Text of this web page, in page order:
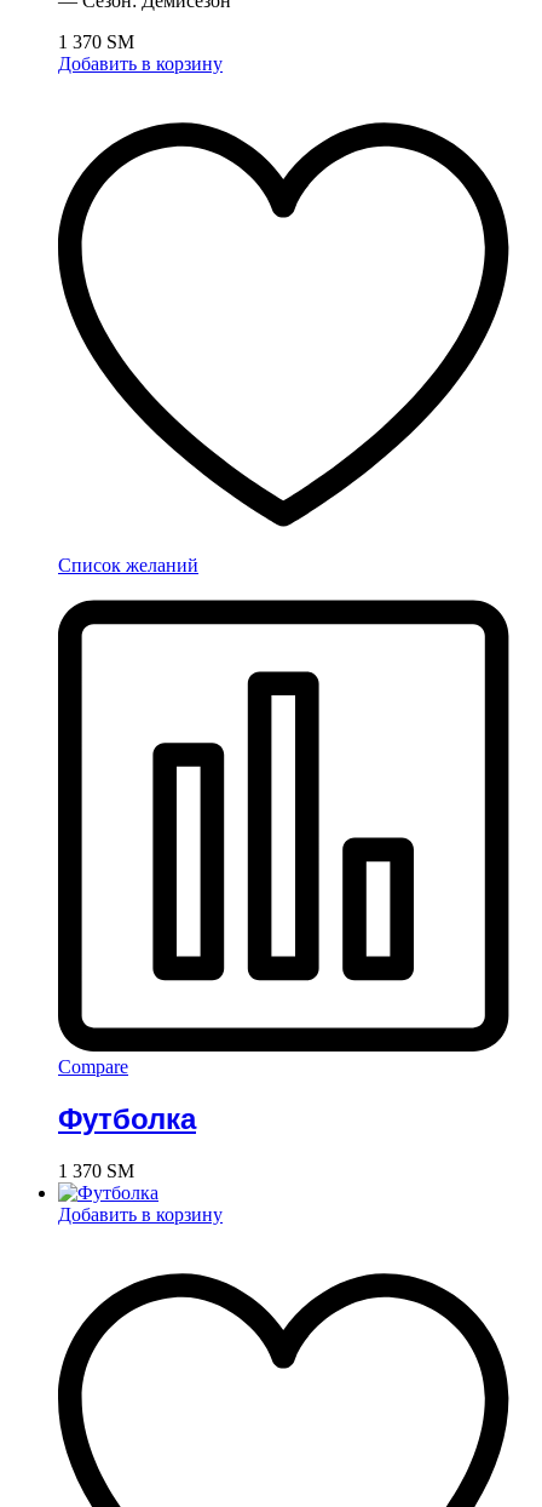
1 370 ЅМ
Добавить в корзину
Список желаний
Compare
Футболка
1 370 ЅМ
Добавить в корзину